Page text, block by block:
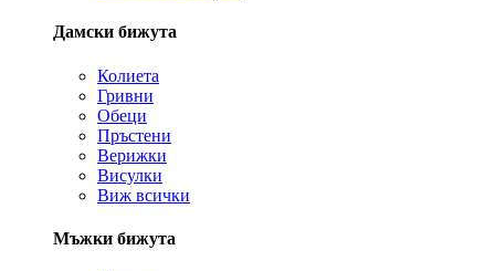
Дамски бижута
Колиета
Гривни
Обеци
Пръстени
Верижки
Висулки
Виж всички
Мъжки бижута